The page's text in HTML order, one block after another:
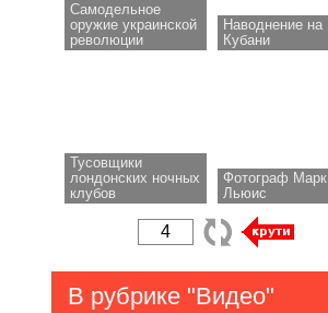
Самодельное
оружие украинской
революции
Наводнение на
Кубани
Тусовщики
лондонских ночных
клубов
Фотограф Марк
Льюис
В рубрике "Видео"